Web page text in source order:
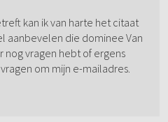
kan ik van harte het citaat
aanbevelen die dominee Van
nog vragen hebt of ergens
om mijn e-mailadres.